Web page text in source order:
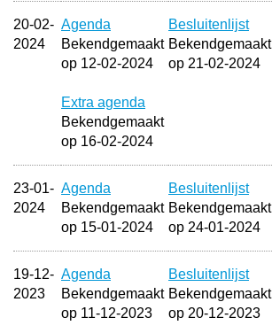
20-02-
2024
Agenda
Bekendgemaakt
op 12-02-2024
Extra agenda
Bekendgemaakt
op 16-02-2024
Besluitenlijst
Bekendgemaakt
op 21-02-2024
23-01-
2024
Agenda
Bekendgemaakt
op 15-01-2024
Besluitenlijst
Bekendgemaakt
op 24-01-2024
19-12-
2023
Agenda
Bekendgemaakt
op 11-12-2023
Besluitenlijst
Bekendgemaakt
op 20-12-2023